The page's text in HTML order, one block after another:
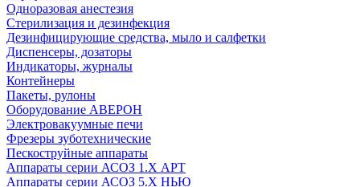
Одноразовая анестезия
Стерилизация и дезинфекция
Дезинфицирующие средства, мыло и салфетки
Диспенсеры, дозаторы
Индикаторы, журналы
Контейнеры
Пакеты, рулоны
Оборудование АВЕРОН
Электровакуумные печи
Фрезеры зуботехнические
Пескоструйные аппараты
Аппараты серии АСОЗ 1.Х АРТ
Аппараты серии АСОЗ 5.Х НЬЮ